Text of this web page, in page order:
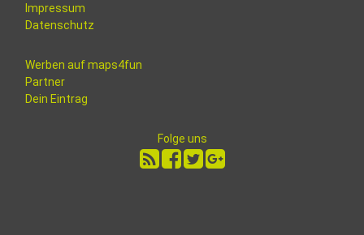
Impressum
Datenschutz
Werben auf maps4fun
Partner
Dein Eintrag
Folge uns